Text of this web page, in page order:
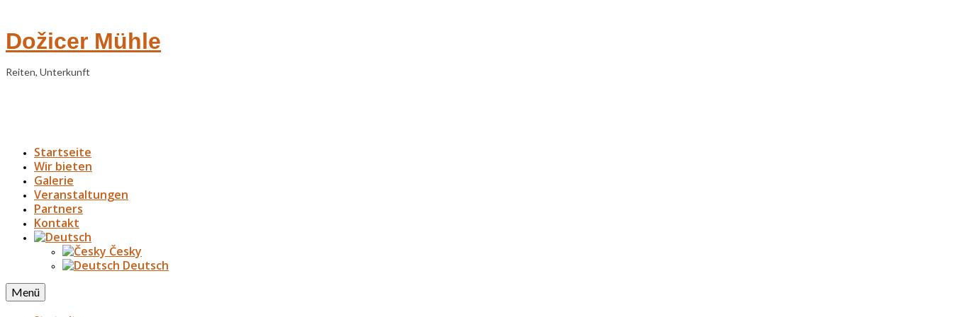
Dožicer Mühle
Reiten, Unterkunft
Startseite
Wir bieten
Galerie
Veranstaltungen
Partners
Kontakt
Česky
Deutsch
Menü